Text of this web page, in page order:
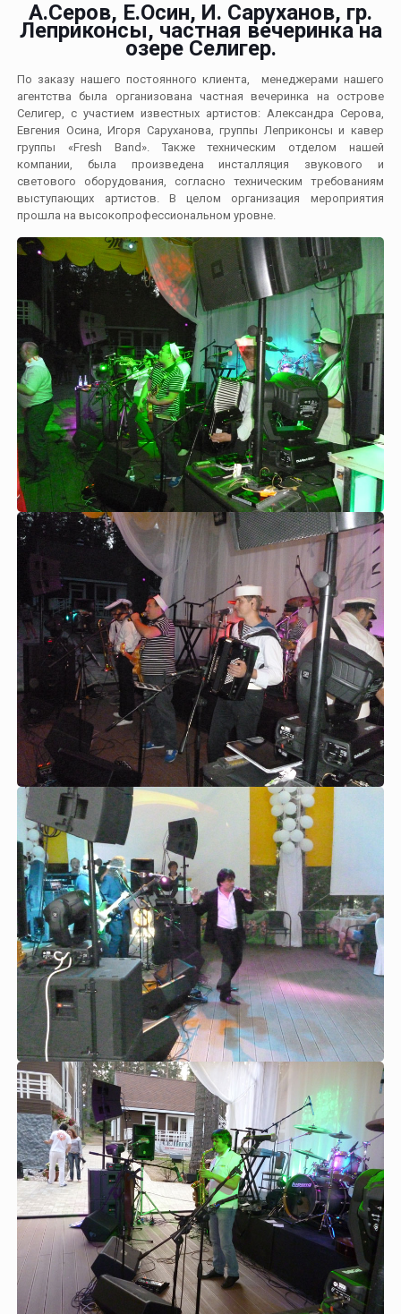
А.Серов, Е.Осин, И. Саруханов, гр.
Леприконсы, частная вечеринка на
озере Селигер.
По заказу нашего постоянного клиента, менеджерами нашего
агентства была организована частная вечеринка на острове
Селигер, с участием известных артистов: Александра Серова,
Евгения Осина, Игоря Саруханова, группы Леприконсы и кавер
группы «Fresh Band». Также техническим отделом нашей
компании, была произведена инсталляция звукового и
светового оборудования, согласно техническим требованиям
выступающих артистов. В целом организация мероприятия
прошла на высокопрофессиональном уровне.